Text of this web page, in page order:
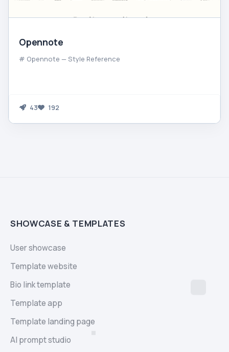
Opennote
# Opennote — Style Reference
43 192
SHOWCASE & TEMPLATES
User showcase
Template website
Bio link template
Template app
Template landing page
AI prompt studio